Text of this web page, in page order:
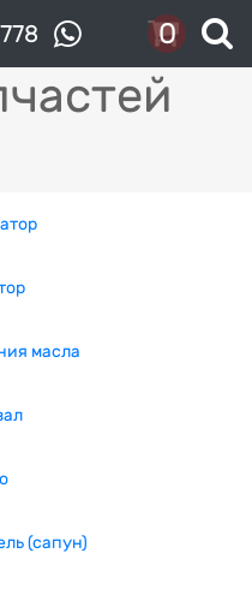
0
масла
(сапун)